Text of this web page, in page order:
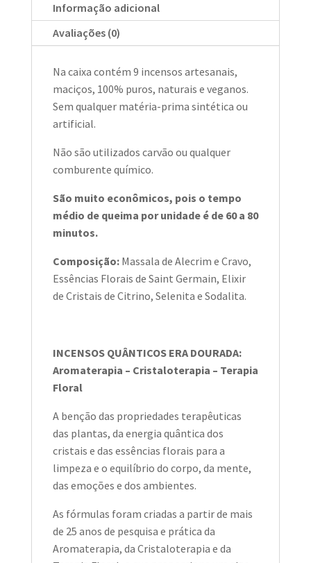
Informação adicional
Avaliações (0)
Na caixa contém 9 incensos artesanais,
maciços, 100% puros, naturais e veganos.
Sem qualquer matéria-prima sintética ou
artificial.
Não são utilizados carvão ou qualquer
comburente químico.
São muito econômicos, pois o tempo
médio de queima por unidade é de 60 a 80
minutos.
Composição:Massala de Alecrim e Cravo,
Essências Florais de Saint Germain, Elixir
de Cristais de Citrino, Selenita e Sodalita.
INCENSOS QUÂNTICOS ERA DOURADA:
Aromaterapia – Cristaloterapia – Terapia
Floral
A benção das propriedades terapêuticas
das plantas, da energia quântica dos
cristais e das essências florais para a
limpeza e o equilíbrio do corpo, da mente,
das emoções e dos ambientes.
As fórmulas foram criadas a partir de mais
de 25 anos de pesquisa e prática da
Aromaterapia, da Cristaloterapia e da